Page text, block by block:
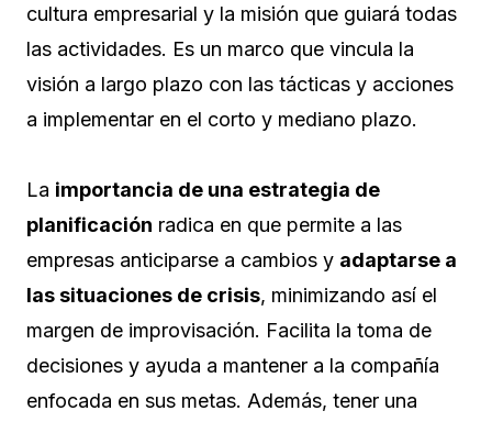
cultura empresarial y la misión que guiará todas
las actividades. Es un marco que vincula la
visión a largo plazo con las tácticas y acciones
a implementar en el corto y mediano plazo.
La importancia de una estrategia de
planificación radica en que permite a las
empresas anticiparse a cambios y adaptarse a
las situaciones de crisis, minimizando así el
margen de improvisación. Facilita la toma de
decisiones y ayuda a mantener a la compañía
enfocada en sus metas. Además, tener una